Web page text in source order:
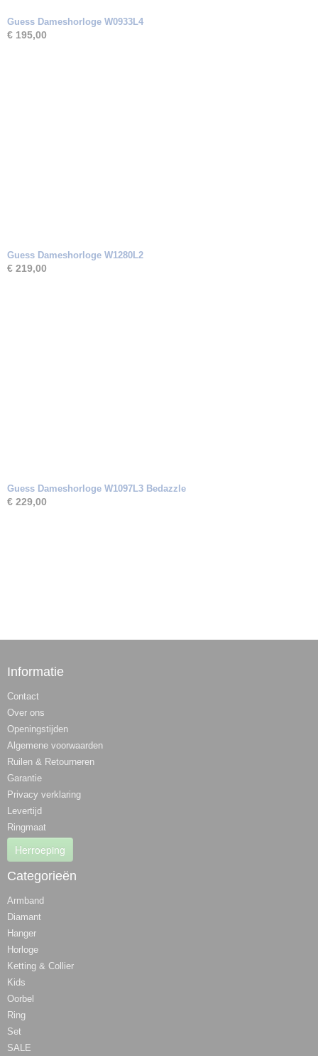
Guess Dameshorloge W0933L4
€ 195,00
Guess Dameshorloge W1280L2
€ 219,00
Guess Dameshorloge W1097L3 Bedazzle
€ 229,00
Informatie
Contact
Over ons
Openingstijden
Algemene voorwaarden
Ruilen & Retourneren
Garantie
Privacy verklaring
Levertijd
Ringmaat
Herroeping
Categorieën
Armband
Diamant
Hanger
Horloge
Ketting & Collier
Kids
Oorbel
Ring
Set
SALE